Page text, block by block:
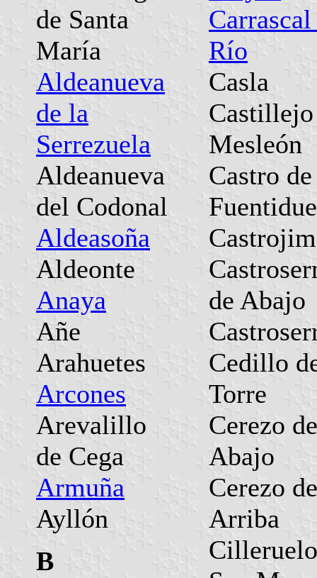
de Santa
María
Aldeanueva
de la
Serrezuela
Aldeanueva
del Codonal
Aldeasoña
Aldeonte
Anaya
Añe
Arahuetes
Arcones
Arevalillo
de Cega
Armuña
Ayllón
B
Río
Casla
Mesleón
Castro de
de Abajo
Cedillo
Torre
Cerezo de
Abajo
Cerezo de
Arriba